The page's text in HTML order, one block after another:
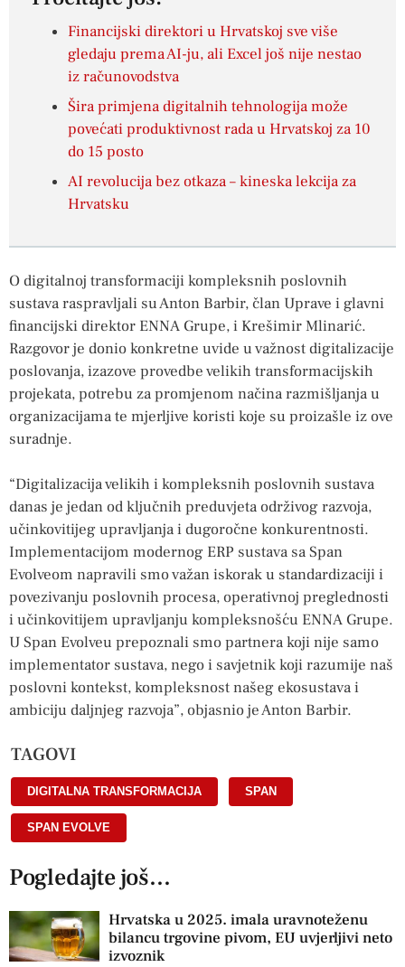
Financijski direktori u Hrvatskoj sve više
gledaju prema AI-ju, ali Excel još nije nestao
iz računovodstva
Šira primjena digitalnih tehnologija može
povećati produktivnost rada u Hrvatskoj za 10
do 15 posto
AI revolucija bez otkaza – kineska lekcija za
Hrvatsku
O digitalnoj transformaciji kompleksnih poslovnih
sustava raspravljali su Anton Barbir, član Uprave i glavni
financijski direktor ENNA Grupe, i Krešimir Mlinarić.
Razgovor je donio konkretne uvide u važnost digitalizacije
poslovanja, izazove provedbe velikih transformacijskih
projekata, potrebu za promjenom načina razmišljanja u
organizacijama te mjerljive koristi koje su proizašle iz ove
suradnje.
“Digitalizacija velikih i kompleksnih poslovnih sustava
danas je jedan od ključnih preduvjeta održivog razvoja,
učinkovitijeg upravljanja i dugoročne konkurentnosti.
Implementacijom modernog ERP sustava sa Span
Evolveom napravili smo važan iskorak u standardizaciji i
povezivanju poslovnih procesa, operativnoj preglednosti
i učinkovitijem upravljanju kompleksnošću ENNA Grupe.
U Span Evolveu prepoznali smo partnera koji nije samo
implementator sustava, nego i savjetnik koji razumije naš
poslovni kontekst, kompleksnost našeg ekosustava i
ambiciju daljnjeg razvoja”, objasnio je Anton Barbir.
TAGOVI
DIGITALNA TRANSFORMACIJA SPAN
SPAN EVOLVE
Pogledajte još...
Hrvatska u 2025. imala uravnoteženu
bilancu trgovine pivom, EU uvjerljivi neto
izvoznik